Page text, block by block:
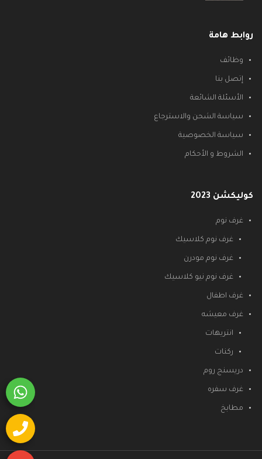
روابط هامة
وظائف
إتصل بنا
الأسئلة الشائعة
سياسة الشحن والاسترجاع
سياسة الخصوصية
الشروط و الأحكام
كوليكشن 2023
غرف نوم
غرف نوم كلاسيك
غرف نوم مودرن
غرف نوم نيو كلاسيك
غرف اطفال
غرف معيشه
انتريهات
ركنات
دريسنج روم
غرف سفره
مطابخ